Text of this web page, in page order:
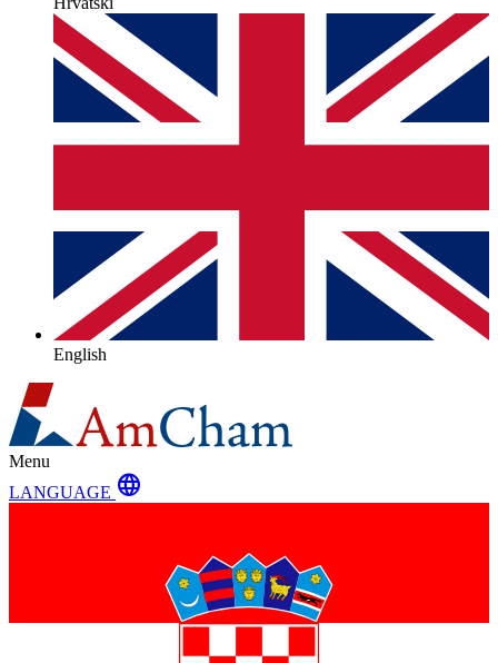
English
Menu
LANGUAGE language